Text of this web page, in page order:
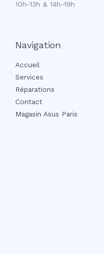
10h-13h & 14h-19h
Navigation
Accueil
Services
Réparations
Contact
Magasin Asus Paris